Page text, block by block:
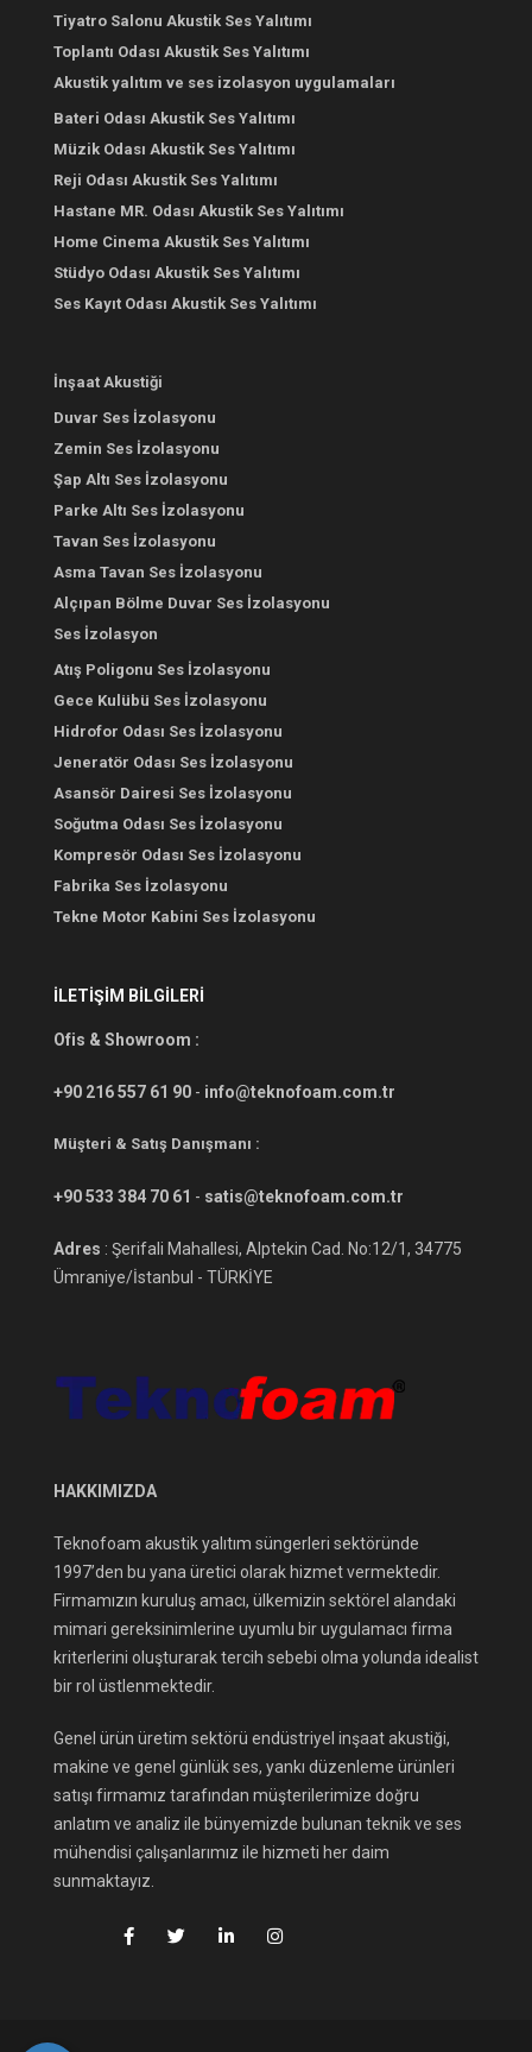
Tiyatro Salonu Akustik Ses Yalıtımı
Toplantı Odası Akustik Ses Yalıtımı
Akustik yalıtım ve ses izolasyon uygulamaları
Bateri Odası Akustik Ses Yalıtımı
Müzik Odası Akustik Ses Yalıtımı
Reji Odası Akustik Ses Yalıtımı
Hastane MR. Odası Akustik Ses Yalıtımı
Home Cinema Akustik Ses Yalıtımı
Stüdyo Odası Akustik Ses Yalıtımı
Ses Kayıt Odası Akustik Ses Yalıtımı
İnşaat Akustiği
Duvar Ses İzolasyonu
Zemin Ses İzolasyonu
Şap Altı Ses İzolasyonu
Parke Altı Ses İzolasyonu
Tavan Ses İzolasyonu
Asma Tavan Ses İzolasyonu
Alçıpan Bölme Duvar Ses İzolasyonu
Ses İzolasyon
Atış Poligonu Ses İzolasyonu
Gece Kulübü Ses İzolasyonu
Hidrofor Odası Ses İzolasyonu
Jeneratör Odası Ses İzolasyonu
Asansör Dairesi Ses İzolasyonu
Soğutma Odası Ses İzolasyonu
Kompresör Odası Ses İzolasyonu
Fabrika Ses İzolasyonu
Tekne Motor Kabini Ses İzolasyonu
İLETİŞİM BİLGİLERİ
Ofis & Showroom :
+90 216 557 61 90 - info@teknofoam.com.tr
Müşteri & Satış Danışmanı :
+90 533 384 70 61 - satis@teknofoam.com.tr
Adres : Şerifali Mahallesi, Alptekin Cad. No:12/1, 34775
Ümraniye/İstanbul - TÜRKİYE
HAKKIMIZDA
Teknofoam akustik yalıtım süngerleri sektöründe
1997’den bu yana üretici olarak hizmet vermektedir.
Firmamızın kuruluş amacı, ülkemizin sektörel alandaki
mimari gereksinimlerine uyumlu bir uygulamacı firma
kriterlerini oluşturarak tercih sebebi olma yolunda idealist
bir rol üstlenmektedir.
Genel ürün üretim sektörü endüstriyel inşaat akustiği,
makine ve genel günlük ses, yankı düzenleme ürünleri
satışı firmamız tarafından müşterilerimize doğru
anlatım ve analiz ile bünyemizde bulunan teknik ve ses
mühendisi çalışanlarımız ile hizmeti her daim
sunmaktayız.